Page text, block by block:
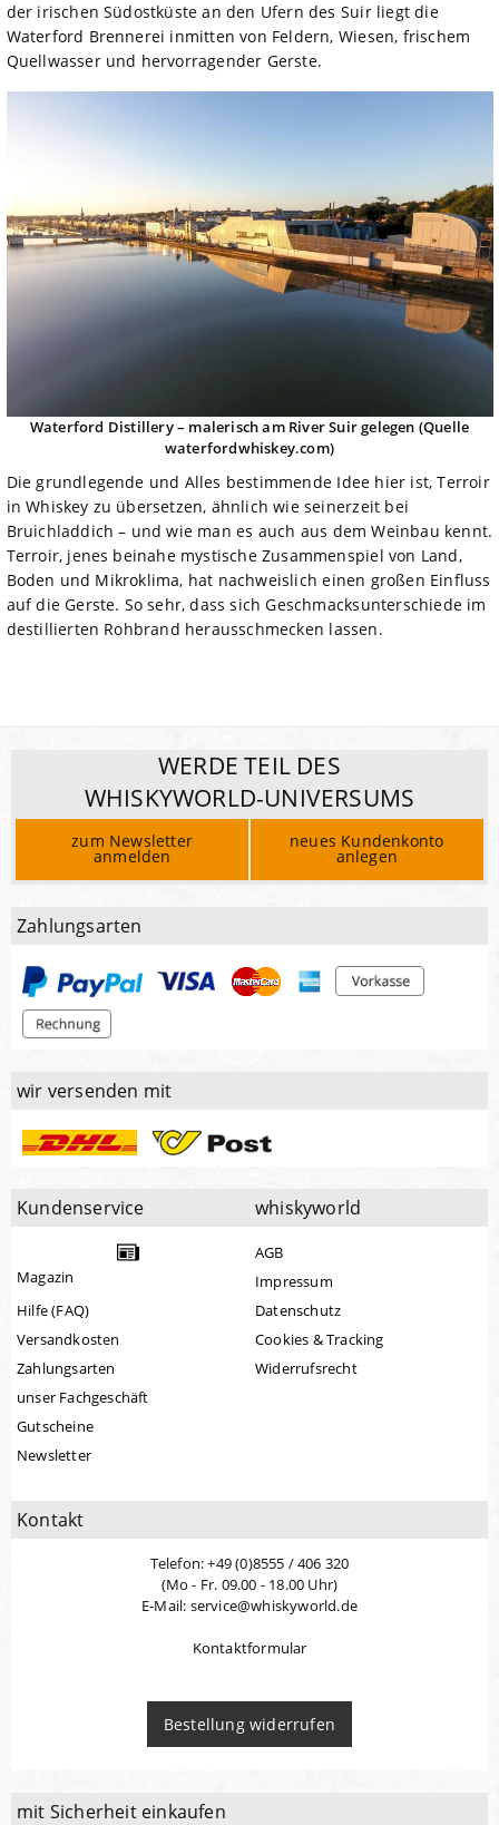
der irischen Südostküste an den Ufern des Suir liegt die
Waterford Brennerei inmitten von Feldern, Wiesen, frischem
Quellwasser und hervorragender Gerste.
Waterford Distillery – malerisch am River Suir gelegen (Quelle
waterfordwhiskey.com)
Die grundlegende und Alles bestimmende Idee hier ist, Terroir
in Whiskey zu übersetzen, ähnlich wie seinerzeit bei
Bruichladdich – und wie man es auch aus dem Weinbau kennt.
Terroir, jenes beinahe mystische Zusammenspiel von Land,
Boden und Mikroklima, hat nachweislich einen großen Einfluss
auf die Gerste. So sehr, dass sich Geschmacksunterschiede im
destillierten Rohbrand herausschmecken lassen.
WERDE TEIL DES
WHISKYWORLD-UNIVERSUMS
zum Newsletter
anmelden
neues Kundenkonto
anlegen
Zahlungsarten
wir versenden mit
Kundenservice
Magazin
Hilfe (FAQ)
Versandkosten
Zahlungsarten
unser Fachgeschäft
Gutscheine
Newsletter
whiskyworld
AGB
Impressum
Datenschutz
Cookies & Tracking
Widerrufsrecht
Kontakt
Telefon: +49 (0)8555 / 406 320
(Mo - Fr. 09.00 - 18.00 Uhr)
E-Mail: service@whiskyworld.de
Kontaktformular
Bestellung widerrufen
mit Sicherheit einkaufen